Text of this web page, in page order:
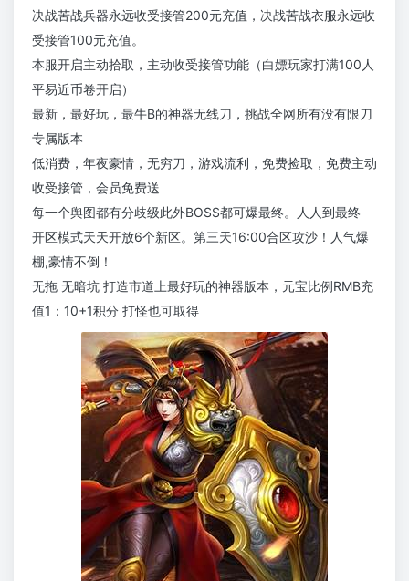
决战苦战兵器永远收受接管200元充值，决战苦战衣服永远收
受接管100元充值。
本服开启主动拾取，主动收受接管功能（白嫖玩家打满100人
平易近币卷开启）
最新，最好玩，最牛B的神器无线刀，挑战全网所有没有限刀
专属版本
低消费，年夜豪情，无穷刀，游戏流利，免费捡取，免费主动
收受接管，会员免费送
每一个舆图都有分歧级此外BOSS都可爆最终。人人到最终
开区模式天天开放6个新区。第三天16:00合区攻沙！人气爆
棚,豪情不倒！
无拖 无暗坑 打造市道上最好玩的神器版本，元宝比例RMB充
值1：10+1积分 打怪也可取得